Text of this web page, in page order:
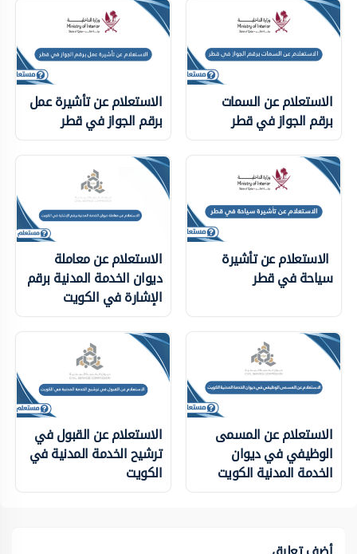
الاستعلام عن السمات
برقم الجواز في قطر
الاستعلام عن تأشيرة عمل
برقم الجواز في قطر
الاستعلام عن تأشيرة
سياحة في قطر
الاستعلام عن معاملة
ديوان الخدمة المدنية برقم
الإشارة في الكويت
الاستعلام عن المسمى
الوظيفي في ديوان
الخدمة المدنية الكويت
الاستعلام عن القبول في
ترشيح الخدمة المدنية في
الكويت